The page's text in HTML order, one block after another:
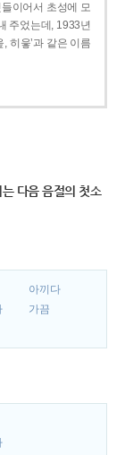
들이어서 초성에 모
주었는데, 1933년
, 히읗’과 같은 이름
다음 음절의 첫소
아끼다
가끔